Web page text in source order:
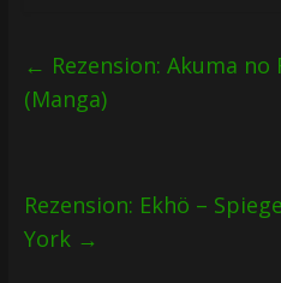
← Rezension: Akuma no
(Manga)
Rezension: Ekhö –
York →